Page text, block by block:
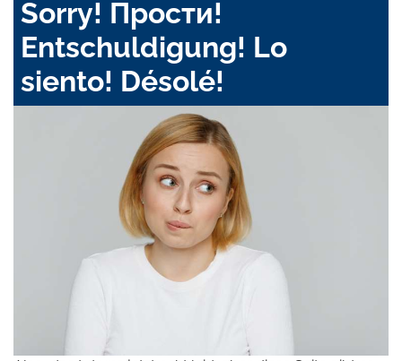
Sorry! Прости!
Entschuldigung! Lo
siento! Désolé!